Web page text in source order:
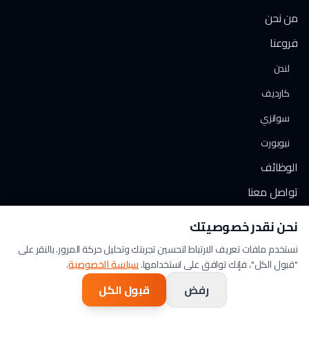
نحن نقدر خصوصيتك
نستخدم ملفات تعريف الارتباط لتحسين تجربتك وتحليل حركة المرور. بالنقر على
"قبول الكل"، فإنك توافق على استخدامها.سياسة الخصوصية.
رفض قبول الكل
من نحن
فروعنا
لندن
كارديف
سوانزي
نيوبورت
الوظائف
تواصل معنا
الدعم
0800 193 8888